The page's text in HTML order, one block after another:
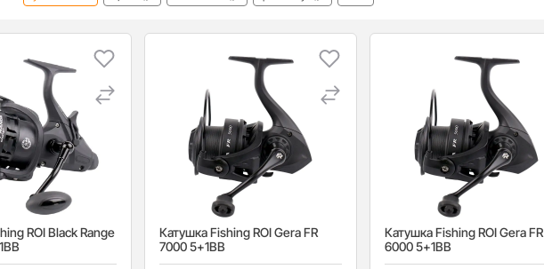
ROI Black Range
Катушка Fishing ROI Gera FR
7000 5+1BB
Катушка Fishing ROI Gera FR
6000 5+1BB